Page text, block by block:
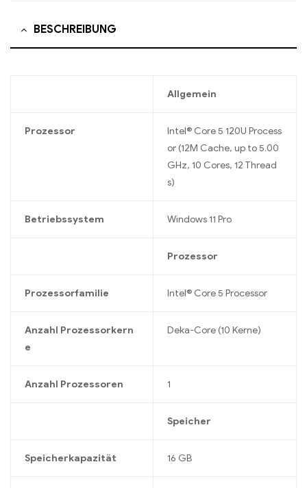
BESCHREIBUNG
Allgemein
Prozessor
Intel® Core 5 120U Process
or (12M Cache, up to 5.00
GHz, 10 Cores, 12 Thread
s)
Betriebssystem Windows 11 Pro
Prozessor
Prozessorfamilie Intel® Core 5 Processor
Anzahl Prozessorkern
e
Deka-Core (10 Kerne)
Anzahl Prozessoren 1
Speicher
Speicherkapazität 16 GB